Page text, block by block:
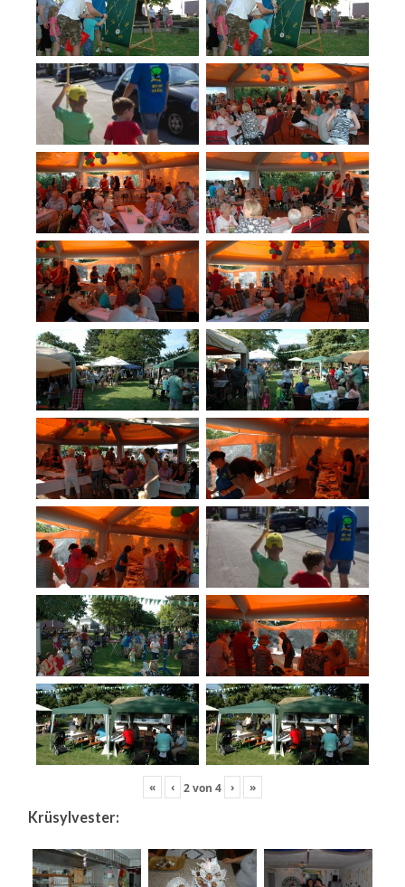
« ‹ 2von 4 › »
Krüsylvester: